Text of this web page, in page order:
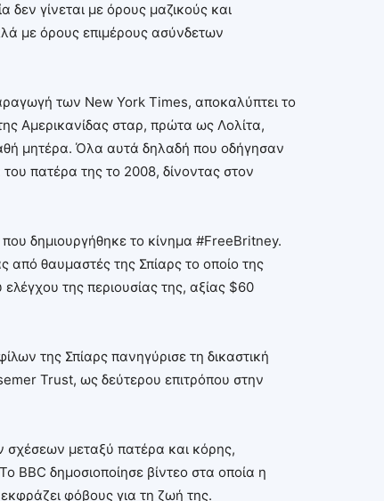
γίνεται με όρους μαζικούς και
με όρους επιμέρους ασύνδετων
των New York Times, αποκαλύπτει το
Αμερικανίδας σταρ, πρώτα ως Λολίτα,
μητέρα. Όλα αυτά δηλαδή που οδήγησαν
πατέρα της το 2008, δίνοντας στον
που δημιουργήθηκε το κίνημα #FreeBritney.
από θαυμαστές της Σπίαρς το οποίο της
της περιουσίας της, αξίας $60
της Σπίαρς πανηγύρισε τη δικαστική
Trust, ως δεύτερου επιτρόπου στην
σχέσεων μεταξύ πατέρα και κόρης,
δημοσιοποίησε βίντεο στα οποία η
φόβους για τη ζωή της.